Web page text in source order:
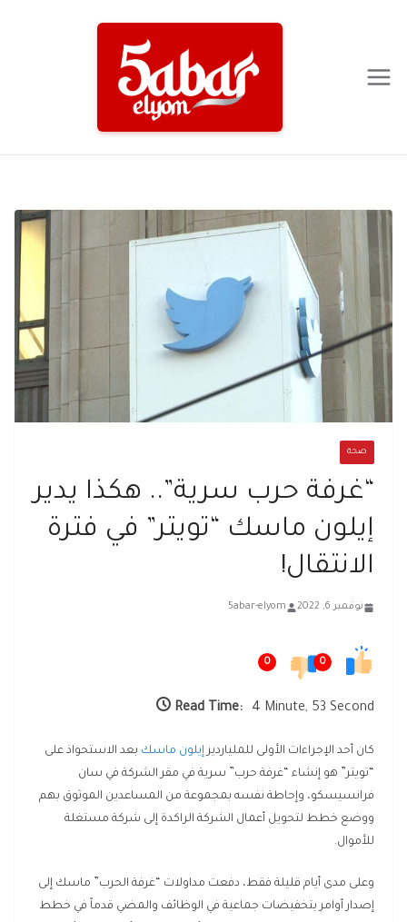
صحة
“غرفة حرب سرية”.. هكذا يدير
إيلون ماسك “تويتر” في فترة
الانتقال!
نوفمبر 6, 2022 5abar-elyom
0
0
Read Time: 4 Minute, 53 Second
كان أحد الإجراءات الأولى للملياردير إيلون ماسك بعد الاستحواذ على
“تويتر” هو إنشاء “غرفة حرب” سرية في مقر الشركة في سان
فرانسيسكو، وإحاطة نفسه بمجموعة من المساعدين الموثوق بهم
ووضع خطط لتحويل أعمال الشركة الراكدة إلى شركة مستغلة
للأموال.
وعلى مدى أيام قليلة فقط، دفعت مداولات “غرفة الحرب” ماسك إلى
إصدار أوامر بتخفيضات جماعية في الوظائف والمضي قدماً في خطط